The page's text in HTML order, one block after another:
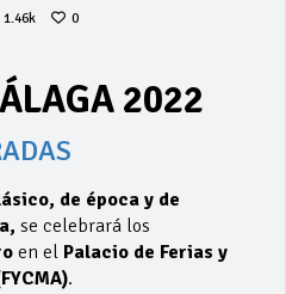
1.46k
0
2022
de época y de
se celebrará los
en el Palacio de Ferias y
.